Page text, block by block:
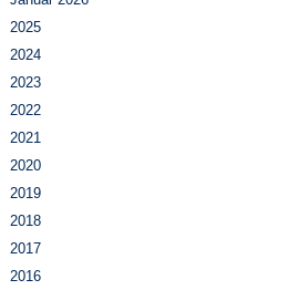
2025
2024
2023
2022
2021
2020
2019
2018
2017
2016